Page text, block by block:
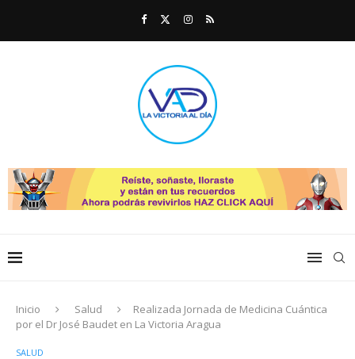
Inicio Salud
Realizada Jornada de Medicina Cuántica
por el Dr José Baudet en La Victoria Aragua
SALUD